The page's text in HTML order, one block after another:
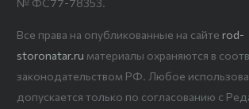
Все права на опубликованные на сайте rod-
storonatar.ru материалы охраняются в
законодательством РФ. Любое
допускается только по согласованию с